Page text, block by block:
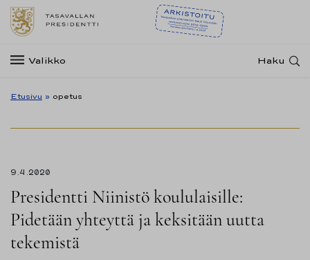
Valikko Haku
Etusivu » opetus
9.4.2020
Presidentti Niinistö koululaisille:
Pidetään yhteyttä ja keksitään uutta
tekemistä